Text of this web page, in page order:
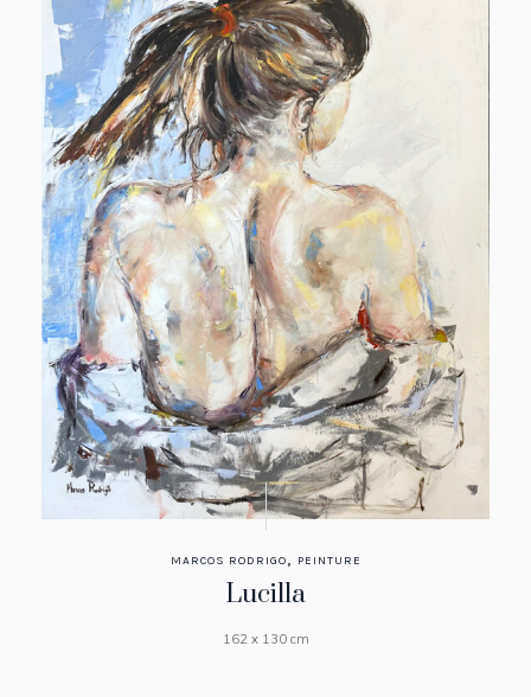
MARCOS RODRIGO, PEINTURE
Lucilla
162 x 130 cm